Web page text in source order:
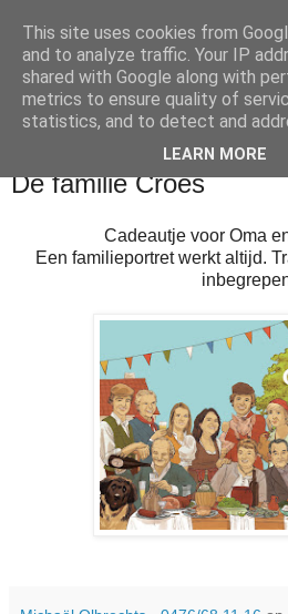
De familie Croes
Cadeautje voor Oma
Een familieportret werkt altijd.
This site uses cookies from
and to analyze traffic. Your IP
shared with Google along with
metrics to ensure quality of
statistics, and to detect and
LEARN MORE